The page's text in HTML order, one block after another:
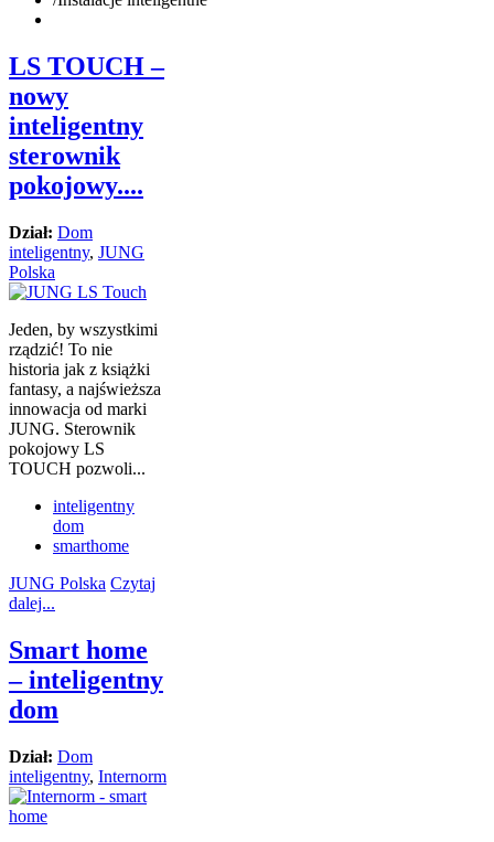
LS TOUCH –
nowy
inteligentny
sterownik
pokojowy....
Dział: Dom
inteligentny, JUNG
Polska
Jeden, by wszystkimi
rządzić! To nie
historia jak z książki
fantasy, a najświeższa
innowacja od marki
JUNG. Sterownik
pokojowy LS
TOUCH pozwoli...
inteligentny
dom
smarthome
JUNG Polska Czytaj
dalej...
Smart home
– inteligentny
dom
Dział: Dom
inteligentny, Internorm